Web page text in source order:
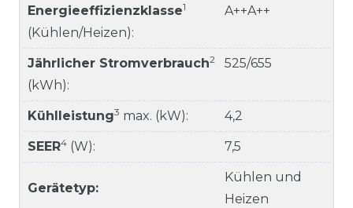
Energieeffizienzklasse1
(Kühlen/Heizen):
A++A++
Jährlicher Stromverbrauch2
(kWh):
525/655
Kühlleistung3 max. (kW): 4,2
SEER4 (W): 7,5
Gerätetyp:
Kühlen und
Heizen